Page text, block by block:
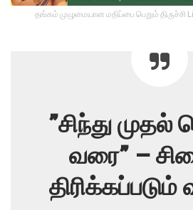
தங்கம் முழுமையான மதிப்பை பெறும் திருச்சி
”சிந்து
வரை” –
திரிக்கப்படும்